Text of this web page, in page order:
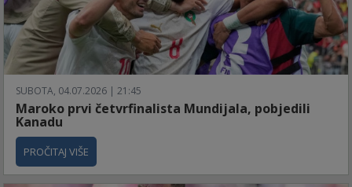
SUBOTA, 04.07.2026 | 21:45
Maroko prvi četvrfinalista Mundijala, pobjedili
Kanadu
PROČITAJ VIŠE